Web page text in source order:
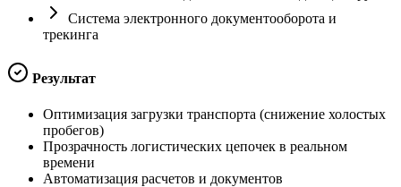
Система электронного документооборота и
трекинга
Результат
Оптимизация загрузки транспорта (снижение холостых
пробегов)
Прозрачность логистических цепочек в реальном
времени
Автоматизация расчетов и документов